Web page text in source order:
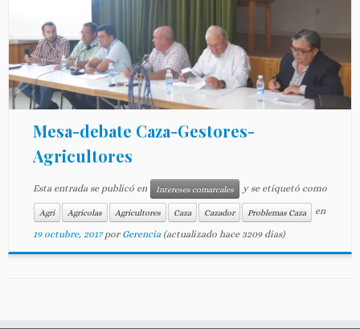
Mesa-debate Caza-Gestores-
Agricultores
Esta entrada se publicó en Intereses comarcales y se etiquetó como
Agri Agricolas Agricultores Caza Cazador Problemas Caza en
19 octubre, 2017 por Gerencia(actualizado hace 3209 dias)